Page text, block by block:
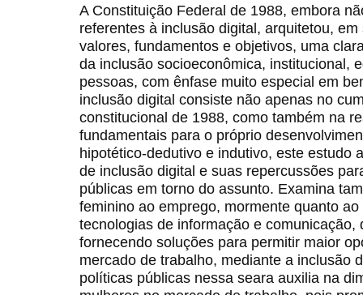
A Constituição Federal de 1988, embora
referentes à inclusão digital, arquitetou,
valores, fundamentos e objetivos, uma
da inclusão socioeconômica, institucional,
pessoas, com ênfase muito especial em
inclusão digital consiste não apenas no
constitucional de 1988, como também na
fundamentais para o próprio
hipotético-dedutivo e indutivo, este estudo
de inclusão digital e suas repercussões
públicas em torno do assunto. Examina
feminino ao emprego, mormente quanto
tecnologias de informação e
fornecendo soluções para permitir maior
mercado de trabalho, mediante a inclusão
políticas públicas nessa seara auxilia na